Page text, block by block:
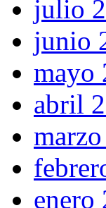
julio
junio
mayo
abril
enero